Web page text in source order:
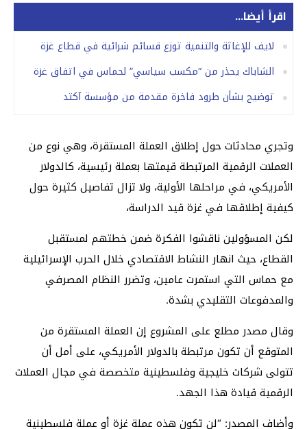
اقرأ أيضا...
لايف للإغاثة والتنمية توزع قسائم شرائية في قطاع غزة
الشاباك يحذر من “مكسب سياسي” لحماس في اتفاق غزة
توضيح بشأن طرود فاخرة مقدمة من مؤسسة آكتد
وتجري محادثات حول إطلاق العملة المستقرة، وهي نوع من
العملات الرقمية المرتبطة قيمتها بعملة رئيسية، كالدولار
الأمريكي، في مراحلها الأولية، ولا تزال تفاصيل كثيرة حول
كيفية إطلاقها في غزة قيد الدراسة،
لكن المسؤولين ناقشوا الفكرة ضمن خطتهم لمستقبل
القطاع، حيث انهار النشاط الاقتصادي خلال الحرب الإسرائيلية
مع حماس التي استمرت عامين، وتضرر النظام المصرفي
والمدفوعات التقليدي بشدة.
وقال مصدر مطلع على المشروع إن العملة المستقرة من
المتوقع أن تكون مرتبطة بالدولار الأمريكي، على أمل أن
تتولى شركات خليجية وفلسطينية متخصصة في مجال العملات
الرقمية قيادة هذا الجهد.
وأضاف المصدر: “لن تكون هذه عملة غزة أو عملة فلسطينية